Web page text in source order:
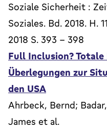
Soziale Sicherheit :
Soziales. Bd. 2018. H.
2018 S. 393 - 398
Full Inclusion?
Überlegungen zur
den USA
Ahrbeck, Bernd;
James et al.